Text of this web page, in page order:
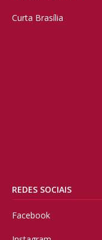
Curta Brasília
REDES SOCIAIS
Facebook